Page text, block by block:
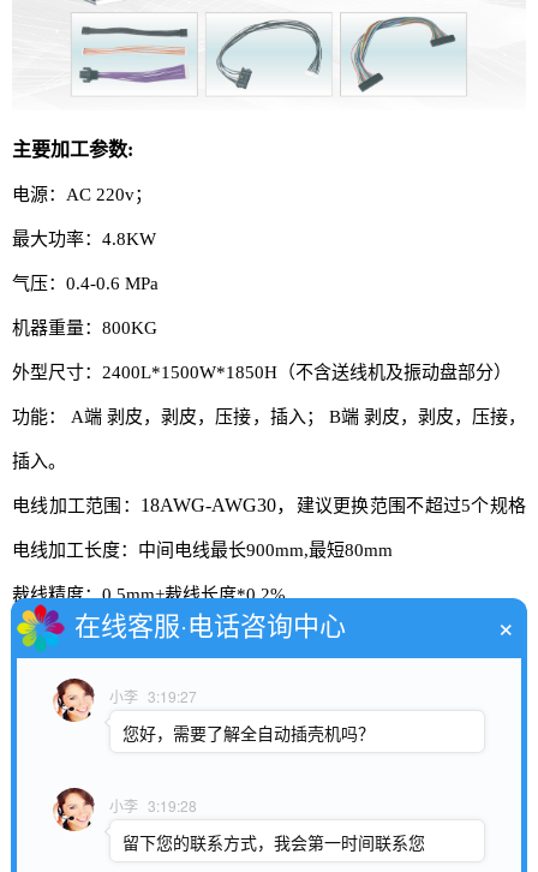
主要加工参数:
电源：AC 220v；
最大功率：4.8KW
气压：0.4-0.6 MPa
机器重量：800KG
外型尺寸：2400L*1500W*1850H（不含送线机及振动盘部分）
功能： A端 剥皮，剥皮，压接，插入； B端 剥皮，剥皮，压接，
插入。
电线加工范围： 18AWG-AWG30， 建议更换范围不超过5个规格
电线加工长度：中间电线最长900mm,最短80mm
裁线精度：0.5mm+裁线长度*0.2%
剥皮长度：A端0.1-6.0mm B端0.1-10.0mm
压着能力：2.0KN 可根据客户要求订做
最大插PIN数：单排20孔，最大3排
胶壳尺寸：MAX:40*25*25 MIN:5*6*3 间距1.0-4.2mm
最高运转速度:双端穿壳2400根线左右/每小时(具体产能根据材料
在线客服·电话咨询中心 ×
小李 3:19:27
您好，需要了解全自动插壳机吗？
小李 3:19:28
留下您的联系方式，我会第一时间联系您